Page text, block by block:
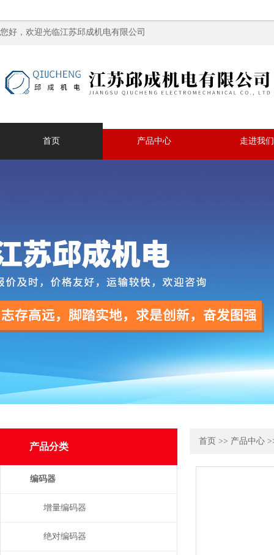
您好，欢迎光临江苏邱成机电有限公司
首页 产品中心 走进我们
产品分类
编码器
增量编码器
绝对编码器
首页 >> 产品中心